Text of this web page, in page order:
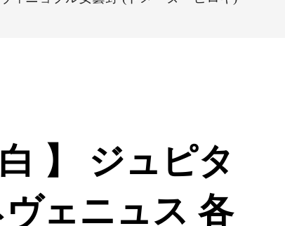
】 ジュピタ
ェニュス 各